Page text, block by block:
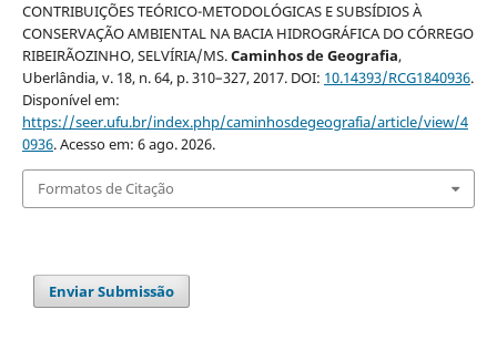
CONTRIBUIÇÕES TEÓRICO-METODOLÓGICAS E SUBSÍDIOS À
CONSERVAÇÃO AMBIENTAL NA BACIA HIDROGRÁFICA DO CÓRREGO
RIBEIRÃOZINHO, SELVÍRIA/MS.Caminhos de Geografia,
Uberlândia, v. 18, n. 64, p. 310–327, 2017. DOI: 10.14393/RCG1840936.
Disponível em:
https://seer.ufu.br/index.php/caminhosdegeografia/article/view/4
0936. Acesso em: 6 ago. 2026.
Formatos de Citação
Enviar Submissão